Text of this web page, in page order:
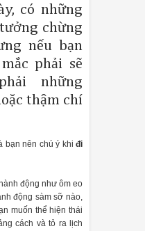
có những
chừng
nếu bạn
phải sẽ
những
thậm chí
bạn nên chú ý khi đi
động như ôm eo
động sàm sỡ nào,
muốn thể hiện thái
cách và tỏ ra lịch